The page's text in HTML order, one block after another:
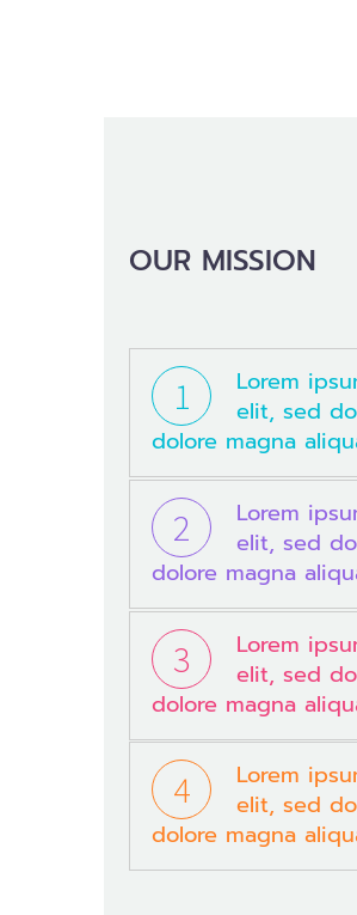
OUR MISSION
1
Lorem
elit, sed
dolore magna
2
Lorem
elit, sed
dolore magna
3
Lorem
elit, sed
dolore magna
4
Lorem
elit, sed
dolore magna